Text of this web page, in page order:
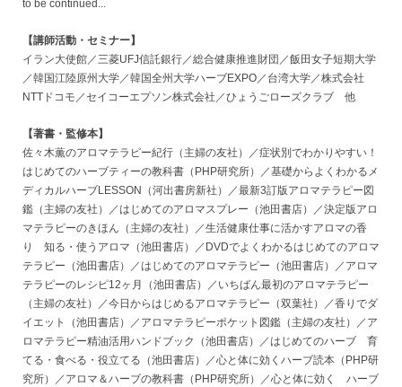
to be continued...
【講師活動・セミナー】
イラン大使館／三菱UFJ信託銀行／総合健康推進財団／飯田女子短期大学
／韓国江陸原州大学／韓国全州大学ハーブEXPO／台湾大学／株式会社
NTTドコモ／セイコーエプソン株式会社／ひょうごローズクラブ 他
【著書・監修本】
佐々木薫のアロマテラピー紀行（主婦の友社）／症状別でわかりやすい！
はじめてのハーブティーの教科書（PHP研究所）／基礎からよくわかるメ
ディカルハーブLESSON（河出書房新社）／最新3訂版アロマテラピー図
鑑（主婦の友社）／はじめてのアロマスプレー（池田書店）／決定版アロ
マテラピーのきほん（主婦の友社）／生活健康仕事に活かすアロマの香
り 知る・使うアロマ（池田書店）／DVDでよくわかるはじめてのアロマ
テラピー（池田書店）／はじめてのアロマテラピー（池田書店）／アロマ
テラピーのレシピ12ヶ月（池田書店）／いちばん最初のアロマテラピー
（主婦の友社）／今日からはじめるアロマテラピー（双葉社）／香りでダ
イエット（池田書店）／アロマテラピーポケット図鑑（主婦の友社）／ア
ロマテラピー精油活用ハンドブック（池田書店）／はじめてのハーブ 育
てる・食べる・役立てる（池田書店）／心と体に効くハーブ読本（PHP研
究所）／アロマ＆ハーブの教科書（PHP研究所）／心と体に効く ハーブ